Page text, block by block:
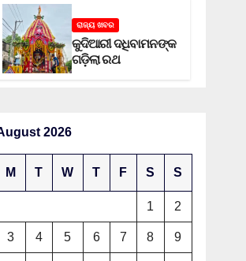
ରାଜ୍ୟ ଖବର
କୁଦିଆରୀ ଦଧିବାମନଙ୍କ
ଗଡ଼ିଲା ରଥ
2026
M T W T F S S
1 2
3 4 5 6 7 8 9